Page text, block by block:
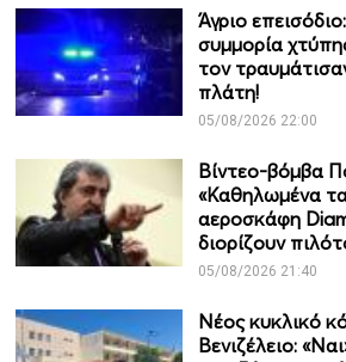
Άγριο
συμμορία
τον
πλάτη!
05/08/2026 22:00
Βίντεο-βόμβα
«Καθηλωμένα
αεροσκάφη
διορίζουν
05/08/2026 21:40
Νέος κυκλικό
Βενιζέλειο: